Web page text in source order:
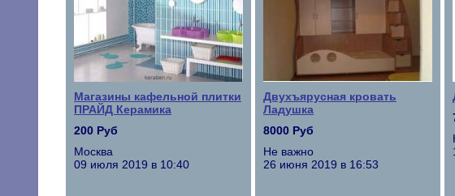
Магазины кафельной плитки
ПРАЙД Керамика
200 Руб
Москва
09 июля 2019 в 10:40
Двухъярусная кровать
Ладушка
8000 Руб
Не важно
26 июня 2019 в 16:53